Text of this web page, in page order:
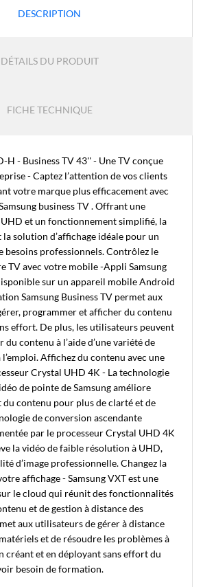
DESCRIPTION
DÉTAILS DU PRODUIT
FICHE TECHNIQUE
H - Business TV 43'' - Une TV conçue
- Captez l’attention de vos clients
votre marque plus efficacement avec
business TV . Offrant une
UHD et un fonctionnement simplifié, la
la solution d’affichage idéale pour un
besoins professionnels. Contrôlez le
TV avec votre mobile -Appli Samsung
sur un appareil mobile Android
Samsung Business TV permet aux
programmer et afficher du contenu
effort. De plus, les utilisateurs peuvent
contenu à l’aide d’une variété de
Affichez du contenu avec une
Crystal UHD 4K - La technologie
de pointe de Samsung améliore
du contenu pour plus de clarté et de
de conversion ascendante
par le processeur Crystal UHD 4K
la vidéo de faible résolution à UHD,
d’image professionnelle. Changez la
affichage - Samsung VXT est une
le cloud qui réunit des fonctionnalités
et de gestion à distance des
aux utilisateurs de gérer à distance
et de résoudre les problèmes à
créant et en déployant sans effort du
besoin de formation.